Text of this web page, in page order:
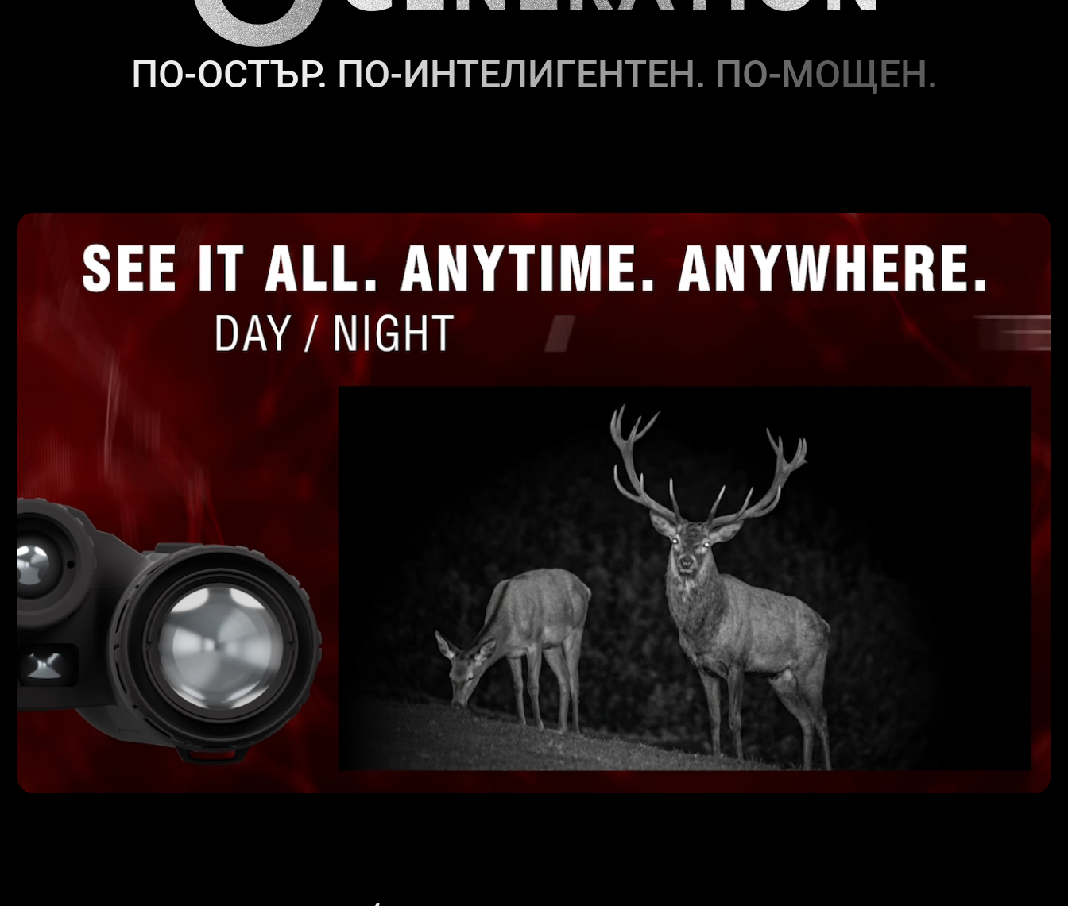
ПО-ОСТЪР. ПО-ИНТЕЛИГЕНТЕН. ПО-МОЩЕН.